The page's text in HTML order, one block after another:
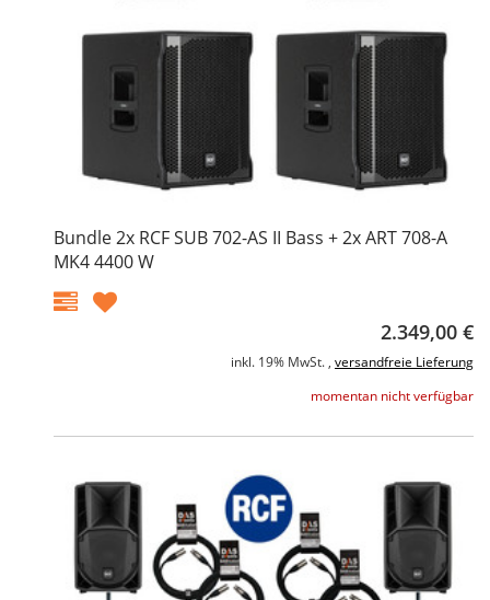
Bundle 2x RCF SUB 702-AS II Bass + 2x ART 708-A
MK4 4400 W
2.349,00 €
inkl. 19% MwSt. , versandfreie Lieferung
momentan nicht verfügbar